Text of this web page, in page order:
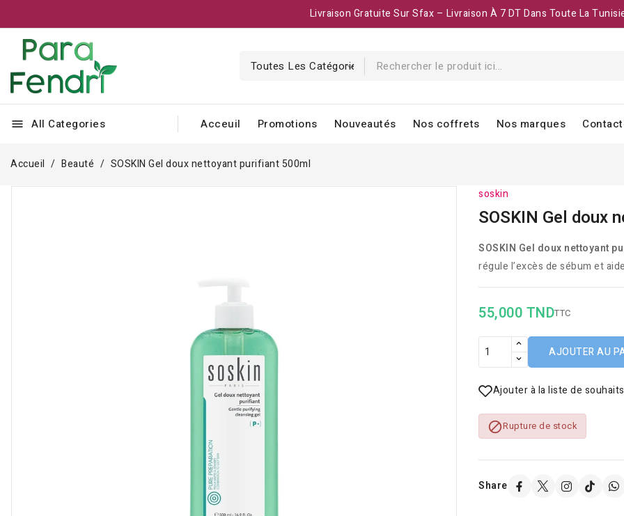
Livraison Gratuite Sur Sfax – Livraison À 7 DT Dans Toute La
menu All Categories Acceuil Promotions Nouveautés Nos coffrets Nos marques
Accueil Beauté SOSKIN Gel doux nettoyant purifiant 500ml
soskin
SOSKIN Gel doux
SOSKIN Gel doux nettoyant
régule l’excès de sébum et
55,000 TNDTTC
AJOUTER AU
Ajouter à la liste de souhaits
Rupture de stock
Share